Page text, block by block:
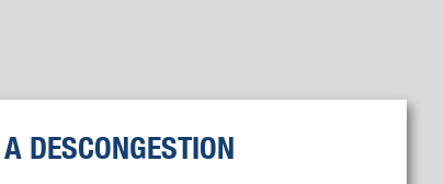
DESCONGESTION